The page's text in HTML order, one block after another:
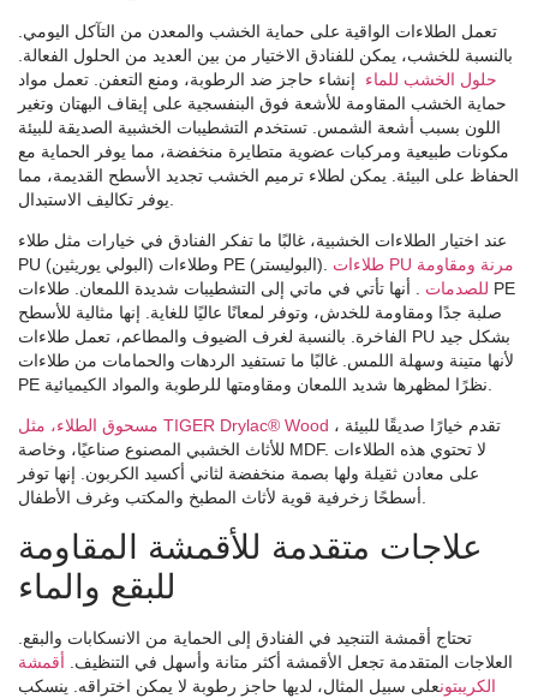
تعمل الطلاءات الواقية على حماية الخشب والمعدن من التآكل اليومي.
بالنسبة للخشب، يمكن للفنادق الاختيار من بين العديد من الحلول الفعالة.
حلول الخشب للماء
إنشاء حاجز ضد الرطوبة، ومنع التعفن. تعمل مواد
حماية الخشب المقاومة للأشعة فوق البنفسجية على إيقاف البهتان وتغير
اللون بسبب أشعة الشمس. تستخدم التشطيبات الخشبية الصديقة للبيئة
مكونات طبيعية ومركبات عضوية متطايرة منخفضة، مما يوفر الحماية مع
الحفاظ على البيئة. يمكن لطلاء ترميم الخشب تجديد الأسطح القديمة، مما
عند اختيار الطلاءات الخشبية، غالبًا ما تفكر الفنادق في خيارات مثل طلاء
PU (البولي يوريثين) وطلاءات PE (البوليستر). طلاءات PU مرنة ومقاومة
للصدمات
. أنها تأتي في ماتي إلى التشطيبات شديدة اللمعان. طلاءات PE
صلبة جدًا ومقاومة للخدش، وتوفر لمعانًا عاليًا للغاية. إنها مثالية للأسطح
الفاخرة. بالنسبة لغرف الضيوف والمطاعم، تعمل طلاءات PU بشكل جيد
لأنها متينة وسهلة اللمس. غالبًا ما تستفيد الردهات والحمامات من طلاءات
مسحوق الطلاء، مثل TIGER Drylac® Wood ، تقدم خيارًا صديقًا للبيئة
للأثاث الخشبي المصنوع صناعيًا، وخاصة MDF. لا تحتوي هذه الطلاءات
على معادن ثقيلة ولها بصمة منخفضة لثاني أكسيد الكربون. إنها توفر
أسطحًا زخرفية قوية لأثاث المطبخ والمكتب وغرف الأطفال.
علاجات متقدمة للأقمشة المقاومة
للبقع والماء
تحتاج أقمشة التنجيد في الفنادق إلى الحماية من الانسكابات والبقع.
العلاجات المتقدمة تجعل الأقمشة أكثر متانة وأسهل في التنظيف. أقمشة
الكريبتونعلى سبيل المثال، لديها حاجز رطوبة لا يمكن اختراقه. ينسكب